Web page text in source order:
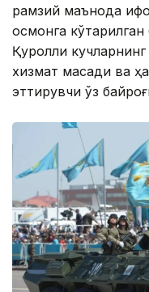
рамзий маънода
осмонга
Қуролли
хизмат мақсади ва
эттирувчи ўз